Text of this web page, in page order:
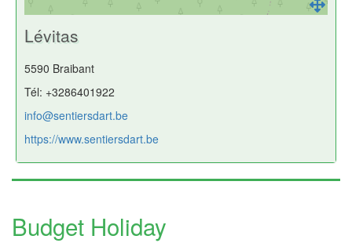
Lévitas
5590 Braibant
Tél: +3286401922
info@sentiersdart.be
https://www.sentiersdart.be
Budget Holiday